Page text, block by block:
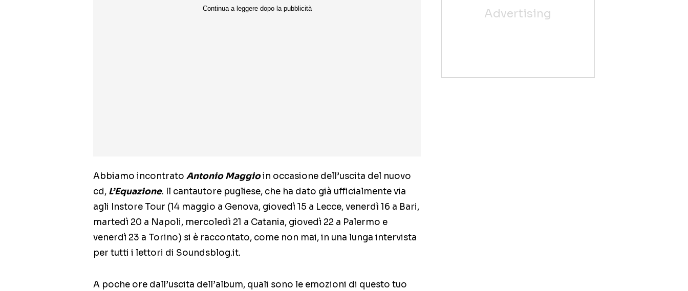
Abbiamo incontrato Antonio Maggioin occasione dell’uscita del nuovo
cd, L’Equazione. Il cantautore pugliese, che ha dato già ufficialmente via
agli Instore Tour (14 maggio a Genova, giovedì 15 a Lecce, venerdì 16 a Bari,
martedì 20 a Napoli, mercoledì 21 a Catania, giovedì 22 a Palermo e
venerdì 23 a Torino) si è raccontato, come non mai, in una lunga intervista
per tutti i lettori di Soundsblog.it.
A poche ore dall’uscita dell’album, quali sono le emozioni di questo tuo